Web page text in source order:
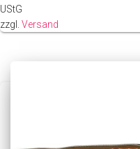
UStG
zzgl. Versand